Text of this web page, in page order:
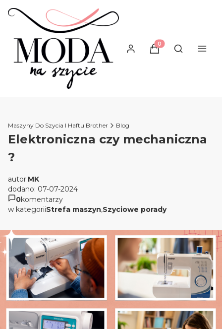
Produkty w
Otwórz
Maszyny Do Szycia I Haftu Brother Blog
Elektroniczna czy mechaniczna
?
autor:MK
dodano: 07-07-2024
0komentarzy
w kategoriiStrefa maszyn,Szyciowe porady